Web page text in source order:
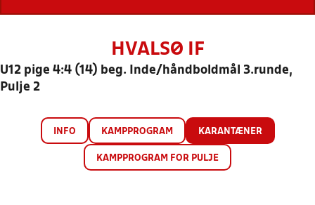
HVALSØ IF
U12 pige 4:4 (14) beg. Inde/håndboldmål 3.runde,
Pulje 2
INFO KAMPPROGRAM KARANTÆNER
KAMPPROGRAM FOR PULJE